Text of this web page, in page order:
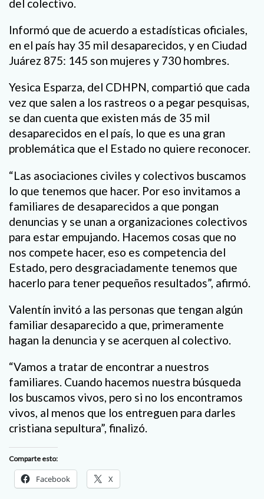
del colectivo.
Informó que de acuerdo a estadísticas oficiales,
en el país hay 35 mil desaparecidos, y en Ciudad
Juárez 875: 145 son mujeres y 730 hombres.
Yesica Esparza, del CDHPN, compartió que cada
vez que salen a los rastreos o a pegar pesquisas,
se dan cuenta que existen más de 35 mil
desaparecidos en el país, lo que es una gran
problemática que el Estado no quiere reconocer.
“Las asociaciones civiles y colectivos buscamos
lo que tenemos que hacer. Por eso invitamos a
familiares de desaparecidos a que pongan
denuncias y se unan a organizaciones colectivos
para estar empujando. Hacemos cosas que no
nos compete hacer, eso es competencia del
Estado, pero desgraciadamente tenemos que
hacerlo para tener pequeños resultados”, afirmó.
Valentín invitó a las personas que tengan algún
familiar desaparecido a que, primeramente
hagan la denuncia y se acerquen al colectivo.
“Vamos a tratar de encontrar a nuestros
familiares. Cuando hacemos nuestra búsqueda
los buscamos vivos, pero si no los encontramos
vivos, al menos que los entreguen para darles
cristiana sepultura”, finalizó.
Comparte esto:
Facebook X